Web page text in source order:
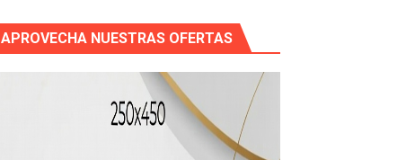
APROVECHA NUESTRAS OFERTAS